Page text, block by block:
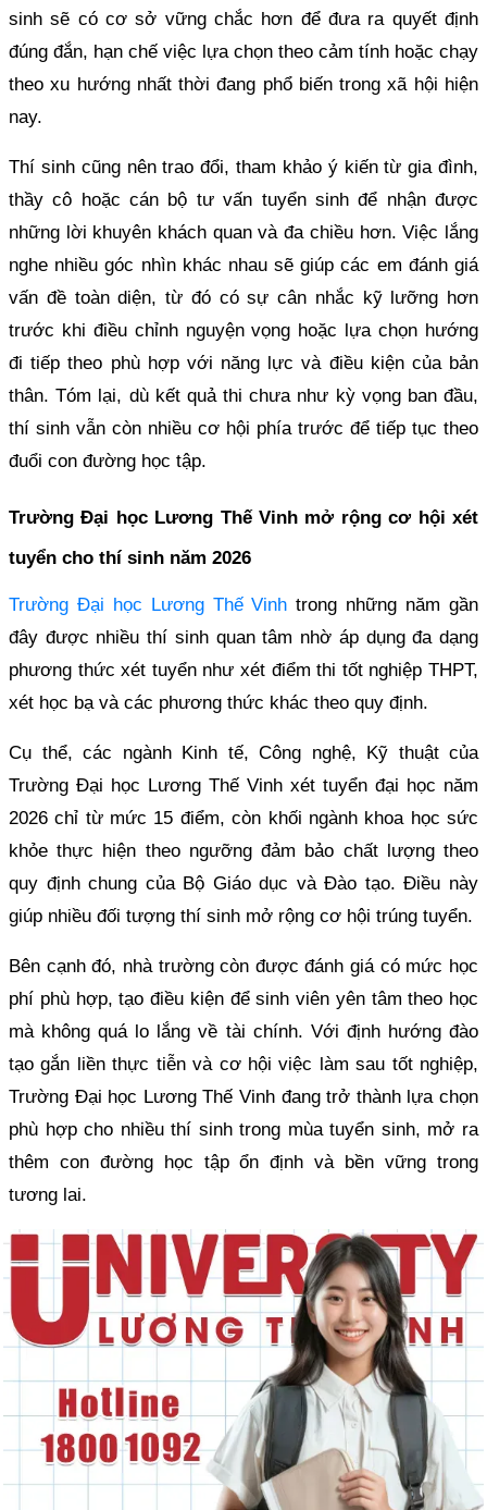
sinh sẽ có cơ sở vững chắc hơn để đưa ra quyết định
đúng đắn, hạn chế việc lựa chọn theo cảm tính hoặc chạy
theo xu hướng nhất thời đang phổ biến trong xã hội hiện
nay.
Thí sinh cũng nên trao đổi, tham khảo ý kiến từ gia đình,
thầy cô hoặc cán bộ tư vấn tuyển sinh để nhận được
những lời khuyên khách quan và đa chiều hơn. Việc lắng
nghe nhiều góc nhìn khác nhau sẽ giúp các em đánh giá
vấn đề toàn diện, từ đó có sự cân nhắc kỹ lưỡng hơn
trước khi điều chỉnh nguyện vọng hoặc lựa chọn hướng
đi tiếp theo phù hợp với năng lực và điều kiện của bản
thân. Tóm lại, dù kết quả thi chưa như kỳ vọng ban đầu,
thí sinh vẫn còn nhiều cơ hội phía trước để tiếp tục theo
đuổi con đường học tập.
Trường Đại học Lương Thế Vinh mở rộng cơ hội xét
tuyển cho thí sinh năm 2026
Trường Đại học Lương Thế Vinh trong những năm gần
đây được nhiều thí sinh quan tâm nhờ áp dụng đa dạng
phương thức xét tuyển như xét điểm thi tốt nghiệp THPT,
xét học bạ và các phương thức khác theo quy định.
Cụ thể, các ngành Kinh tế, Công nghệ, Kỹ thuật của
Trường Đại học Lương Thế Vinh xét tuyển đại học năm
2026 chỉ từ mức 15 điểm, còn khối ngành khoa học sức
khỏe thực hiện theo ngưỡng đảm bảo chất lượng theo
quy định chung của Bộ Giáo dục và Đào tạo. Điều này
giúp nhiều đối tượng thí sinh mở rộng cơ hội trúng tuyển.
Bên cạnh đó, nhà trường còn được đánh giá có mức học
phí phù hợp, tạo điều kiện để sinh viên yên tâm theo học
mà không quá lo lắng về tài chính. Với định hướng đào
tạo gắn liền thực tiễn và cơ hội việc làm sau tốt nghiệp,
Trường Đại học Lương Thế Vinh đang trở thành lựa chọn
phù hợp cho nhiều thí sinh trong mùa tuyển sinh, mở ra
thêm con đường học tập ổn định và bền vững trong
tương lai.